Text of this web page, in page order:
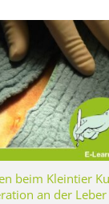
beim Kleintier
an der Leber